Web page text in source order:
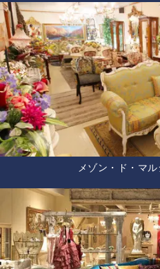
メゾン・ド・マ